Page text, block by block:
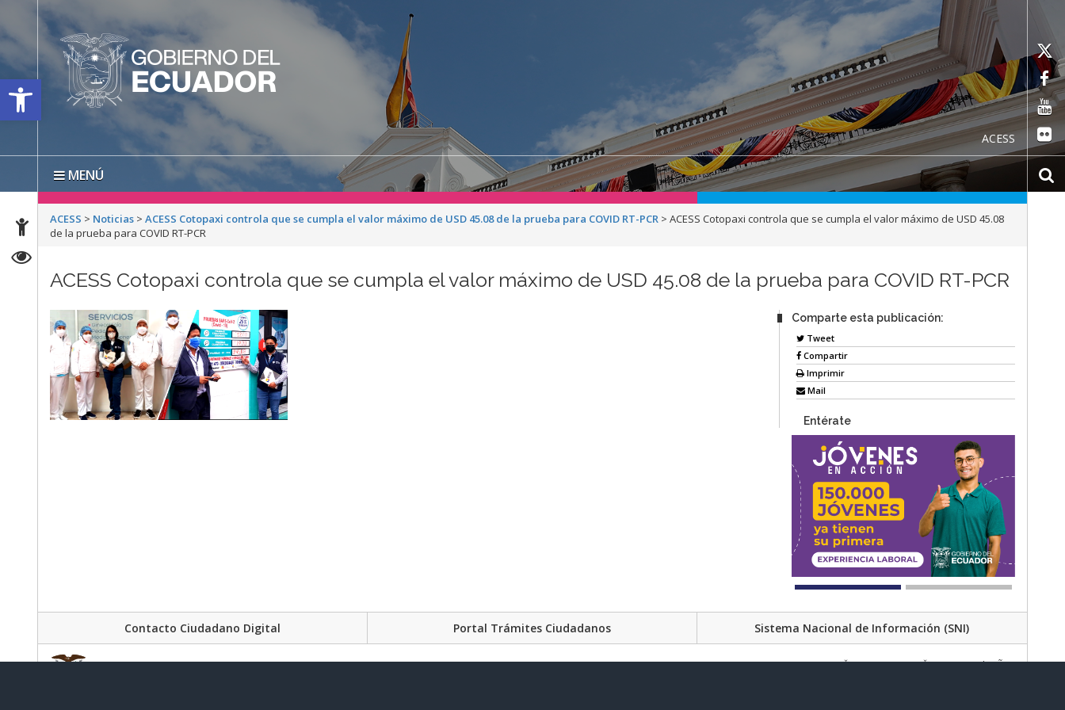
Open toolbar
ACESS
MENÚ
ACESS > Noticias >ACESS Cotopaxi controla que se cumpla el valor máximo de USD 45.08 de la prueba para COVID RT-PCR >ACESS Cotopaxi controla que se cumpla el valor máximo de USD 45.08
de la prueba para COVID RT-PCR
ACESS Cotopaxi controla que se cumpla el valor máximo de USD 45.08 de la prueba para COVID RT-PCR
Comparte esta publicación:
Tweet
Compartir
Imprimir
Mail
Entérate
Contacto Ciudadano Digital Portal Trámites Ciudadanos Sistema Nacional de Información (SNI)
Av. Lira Ňan entre Amaru Ňan y Quitumbe Ñan